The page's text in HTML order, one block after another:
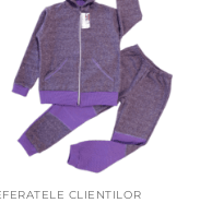
CLIENTILOR